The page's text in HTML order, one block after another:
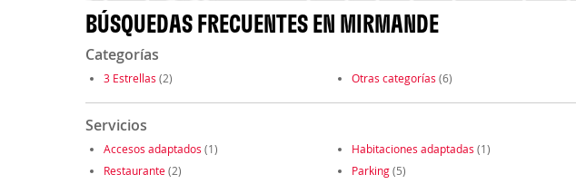
BÚSQUEDAS FRECUENTES EN MIRMANDE
Categorías
3 Estrellas (2) Otras categorías (6)
Servicios
Accesos adaptados (1) Habitaciones adaptadas (1)
Restaurante(2) Parking(5)